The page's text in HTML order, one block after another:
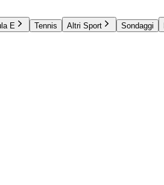
E Tennis Altri Sport Sondaggi